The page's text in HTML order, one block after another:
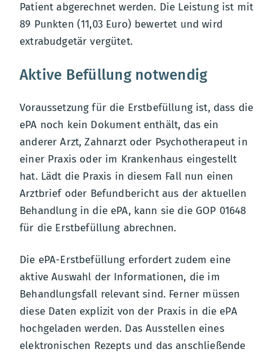
Patient abgerechnet werden. Die Leistung ist mit
89 Punkten (11,03 Euro) bewertet und wird
extrabudgetär vergütet.
Aktive Befüllung notwendig
Voraussetzung für die Erstbefüllung ist, dass die
ePA noch kein Dokument enthält, das ein
anderer Arzt, Zahnarzt oder Psychotherapeut in
einer Praxis oder im Krankenhaus eingestellt
hat. Lädt die Praxis in diesem Fall nun einen
Arztbrief oder Befundbericht aus der aktuellen
Behandlung in die ePA, kann sie die GOP 01648
für die Erstbefüllung abrechnen.
Die ePA-Erstbefüllung erfordert zudem eine
aktive Auswahl der Informationen, die im
Behandlungsfall relevant sind. Ferner müssen
diese Daten explizit von der Praxis in die ePA
hochgeladen werden. Das Ausstellen eines
elektronischen Rezepts und das anschließende